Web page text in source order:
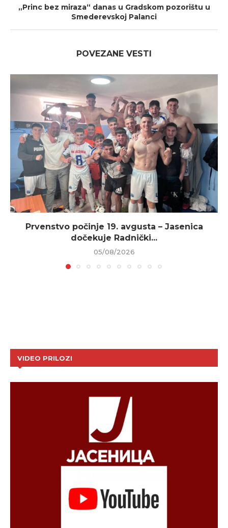
„Princ bez miraza“ danas u Gradskom pozorištu u
Smederevskoj Palanci
POVEZANE VESTI
Prvenstvo počinje 19. avgusta – Jasenica
dočekuje Radnički...
05/08/2026
VIDEO PRILOZI